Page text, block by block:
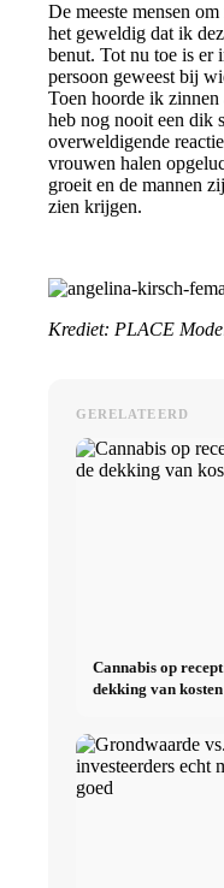
De meeste mensen
het geweldig dat ik
benut. Tot nu toe is er
persoon geweest bij
Toen hoorde ik zinnen
heb nog nooit een dik
overweldigende
vrouwen halen
groeit en de mannen
zien krijgen.
Krediet: PLACE
GERELATEERD
Cannabis op
dekking van